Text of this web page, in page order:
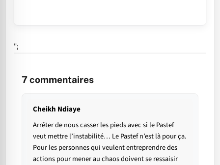
";
7commentaires
Cheikh Ndiaye
Arrêter de nous casser les pieds avec si le Pastef
veut mettre l’instabilité… Le Pastef n’est là pour ça.
Pour les personnes qui veulent entreprendre des
actions pour mener au chaos doivent se ressaisir